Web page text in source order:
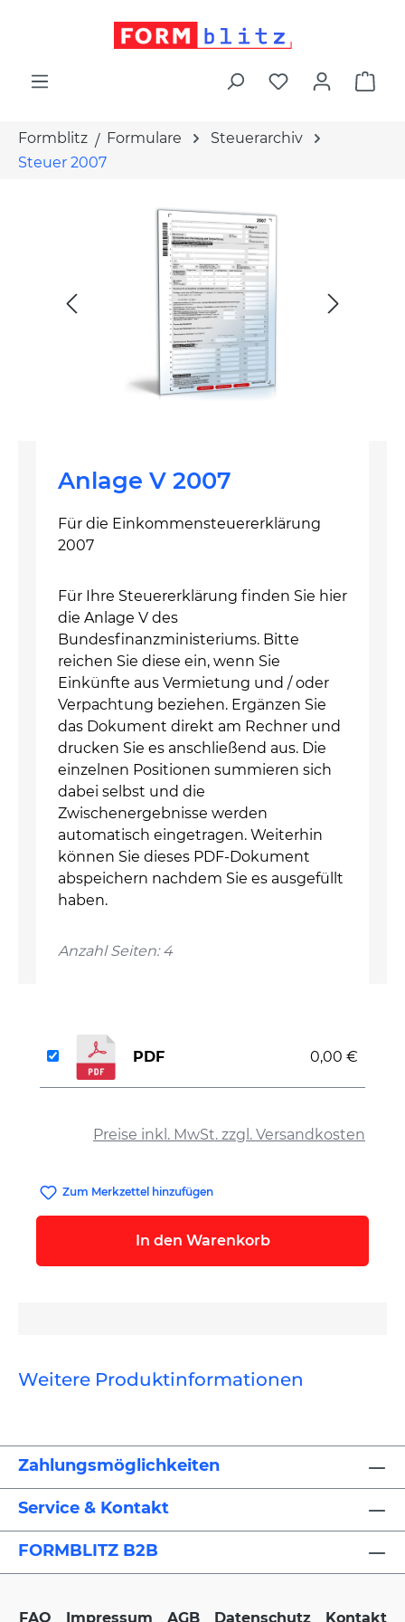
Formblitz Formulare
Steuerarchiv
Steuer 2007
Anlage V 2007
Für die Einkommensteuererklärung
2007
Für Ihre Steuererklärung finden Sie hier
die Anlage V des
Bundesfinanzministeriums. Bitte
reichen Sie diese ein, wenn Sie
Einkünfte aus Vermietung und / oder
Verpachtung beziehen. Ergänzen Sie
das Dokument direkt am Rechner und
drucken Sie es anschließend aus. Die
einzelnen Positionen summieren sich
dabei selbst und die
Zwischenergebnisse werden
automatisch eingetragen. Weiterhin
können Sie dieses PDF-Dokument
abspeichern nachdem Sie es ausgefüllt
haben.
Anzahl Seiten: 4
Preise inkl. MwSt. zzgl. Versandkosten
PDF 0,00 €
Zum Merkzettel hinzufügen
In den Warenkorb
Weitere Produktinformationen
Zahlungsmöglichkeiten
Service & Kontakt
FORMBLITZ B2B
FAQ Impressum AGB Datenschutz Kontakt